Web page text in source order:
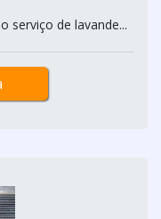
serviço de lavande...